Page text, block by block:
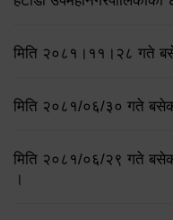
मिति २०८१।११।२८ गते
मिति २०८१/०६/३० गते
मिति २०८१/०६/२९ गते
।